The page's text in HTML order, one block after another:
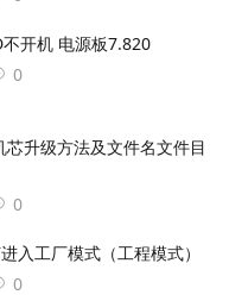
开机 电源板7.820
0
升级方法及文件名文件目
0
入工厂模式（工程模式）
0